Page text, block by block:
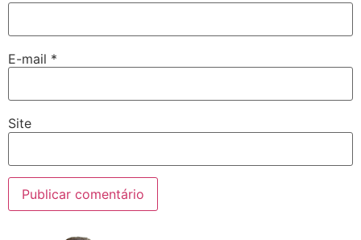
E-mail *
Site